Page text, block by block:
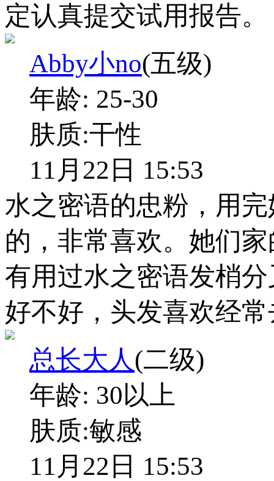
定认真提交试用报告。
Abby小no(五级)
年龄: 25-30
肤质:干性
11月22日 15:53
水之密语的忠粉，用
的，非常喜欢。她们
有用过水之密语发梢
好不好，头发喜欢经
总长大人(二级)
年龄: 30以上
肤质:敏感
11月22日 15:53